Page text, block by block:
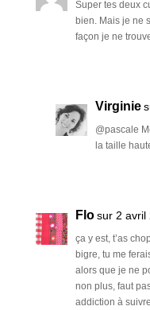
Super tes deux
bien. Mais je ne
façon je ne
Virginie
@pascale
la taille
Flo sur 2 avril
ça y est, t’as
bigre, tu me
alors que je ne
non plus, faut
addiction à